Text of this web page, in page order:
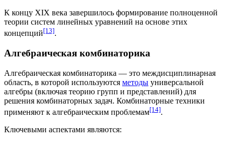
К концу XIX века завершилось формирование полноценной
теории систем линейных уравнений на основе этих
концепций[13].
Алгебраическая комбинаторика
Алгебраическая комбинаторика — это междисциплинарная
область, в которой используются методы универсальной
алгебры (включая теорию групп и представлений) для
решения комбинаторных задач. Комбинаторные техники
применяют к алгебраическим проблемам[14].
Ключевыми аспектами являются: